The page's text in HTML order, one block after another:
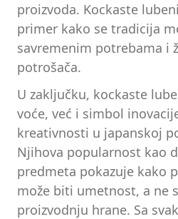
proizvoda. Kockaste
primer kako se tradicija
savremenim potrebama i
potrošača.
U zaključku, kockaste
voće, već i simbol
kreativnosti u japanskoj
Njihova popularnost kao
predmeta pokazuje kako
može biti umetnost, a ne
proizvodnju hrane. Sa